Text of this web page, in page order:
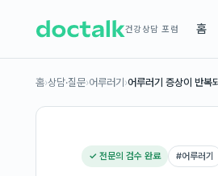
건강상담 포럼 홈
홈›상담·질문›어루러기 ›어루러기 증상이 반복
✓ 전문의 검수 완료 #어루러기